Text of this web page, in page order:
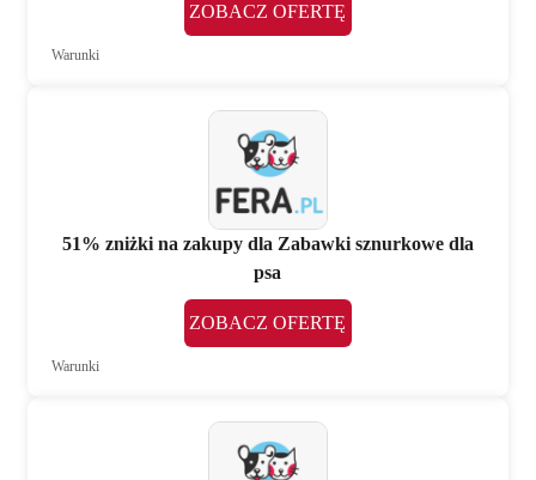
ZOBACZ OFERTĘ
Warunki
51% zniżki na zakupy dla Zabawki sznurkowe dla
psa
ZOBACZ OFERTĘ
Warunki